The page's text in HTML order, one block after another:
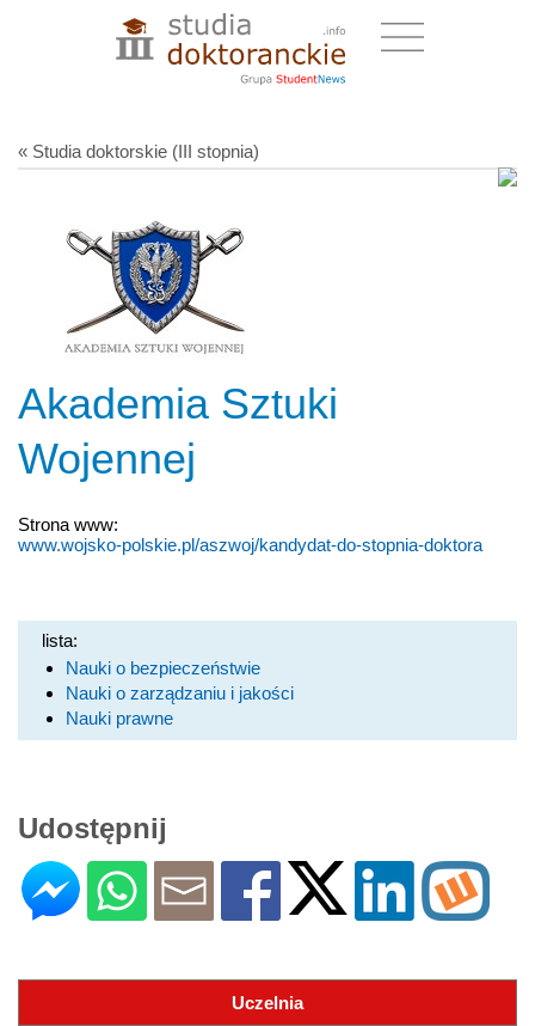
« Studia doktorskie (III stopnia)
Akademia Sztuki
Wojennej
Strona www:
www.wojsko-polskie.pl/aszwoj/kandydat-do-stopnia-doktora
lista:
Nauki o bezpieczeństwie
Nauki o zarządzaniu i jakości
Nauki prawne
Udostępnij
Uczelnia